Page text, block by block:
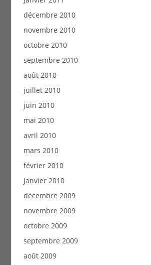
décembre 2010
novembre 2010
octobre 2010
septembre 2010
août 2010
juillet 2010
juin 2010
mai 2010
avril 2010
mars 2010
février 2010
janvier 2010
décembre 2009
novembre 2009
octobre 2009
septembre 2009
août 2009